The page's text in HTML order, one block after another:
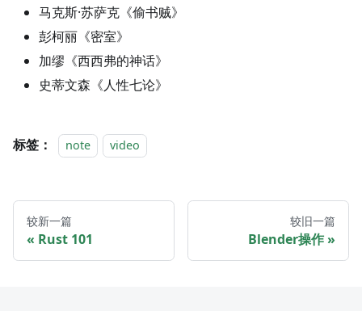
马克斯·苏萨克《偷书贼》
彭柯丽《密室》
加缪《西西弗的神话》
史蒂文森《人性七论》
标签： note video
较新一篇
Rust 101
较旧一篇
Blender操作